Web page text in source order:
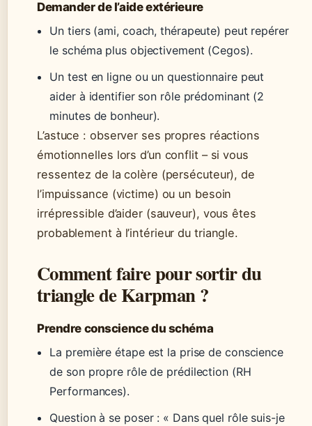
Demander de l’aide extérieure
Un tiers (ami, coach, thérapeute) peut repérer
le schéma plus objectivement (Cegos).
Un test en ligne ou un questionnaire peut
aider à identifier son rôle prédominant (2
minutes de bonheur).
L’astuce : observer ses propres réactions
émotionnelles lors d’un conflit – si vous
ressentez de la colère (persécuteur), de
l’impuissance (victime) ou un besoin
irrépressible d’aider (sauveur), vous êtes
probablement à l’intérieur du triangle.
Comment faire pour sortir du
triangle de Karpman ?
Prendre conscience du schéma
La première étape est la prise de conscience
de son propre rôle de prédilection (RH
Performances).
Question à se poser : « Dans quel rôle suis-je